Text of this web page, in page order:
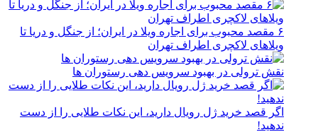
۶ مقصد محبوب برای اجاره ویلا در ایران؛ از جنگل و دریا تا
ویلاهای لاکچری اطراف تهران
نقش ترولی در بهبود سرویس دهی رستوران ها
اگر قصد خرید ژل رویال دارید، این نکات طلایی را از دست
ندهید!